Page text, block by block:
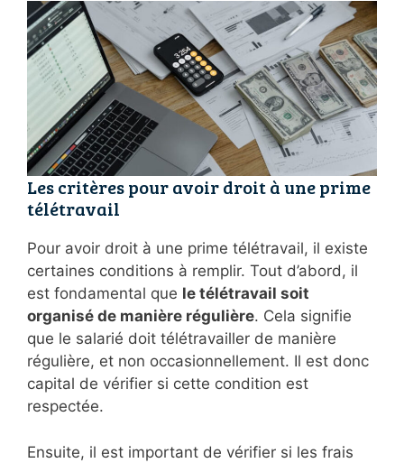
Les critères pour avoir droit à une prime
télétravail
Pour avoir droit à une prime télétravail, il existe
certaines conditions à remplir. Tout d’abord, il
est fondamental que le télétravail soit
organisé de manière régulière. Cela signifie
que le salarié doit télétravailler de manière
régulière, et non occasionnellement. Il est donc
capital de vérifier si cette condition est
respectée.
Ensuite, il est important de vérifier si les frais